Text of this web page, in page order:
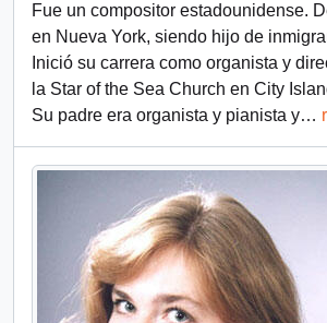
Fue un compositor estadounidense.
en Nueva York, siendo hijo de
Inició su carrera como organista y
la Star of the Sea Church en City
Su padre era organista y pianista y…